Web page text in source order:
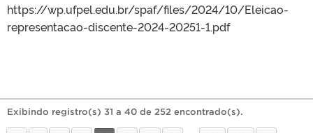
https://wp.ufpel.edu.br/spaf/files/2024/10/Eleicao-
representacao-discente-2024-20251-1.pdf
Exibindo registro(s) 31 a 40 de 252 encontrado(s).